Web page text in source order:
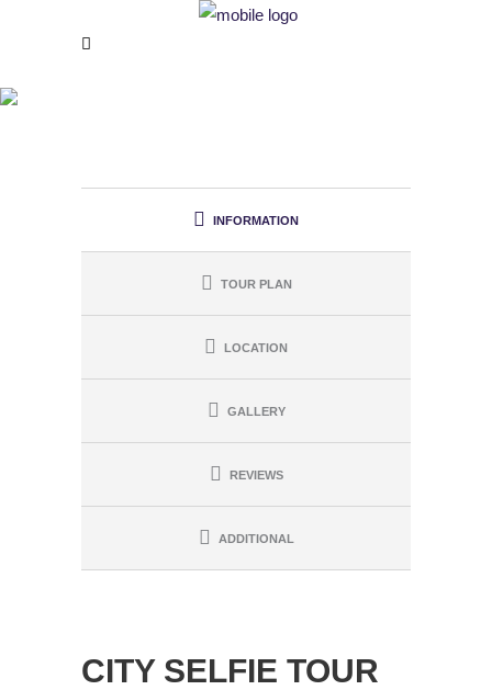
INFORMATION
TOUR PLAN
LOCATION
GALLERY
REVIEWS
ADDITIONAL
CITY SELFIE TOUR